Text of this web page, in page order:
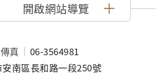
開啟網站導覽
傳真
06-3564981
南區長和路一段250號